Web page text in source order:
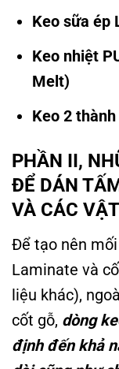
Keo sữa ép
Keo nhiệt
Melt)
Keo 2
PHẦN II,
ĐỂ DÁN
VÀ CÁC
Để tạo nên
Laminate và
liệu khác),
cốt gỗ, dòng
định đến khả